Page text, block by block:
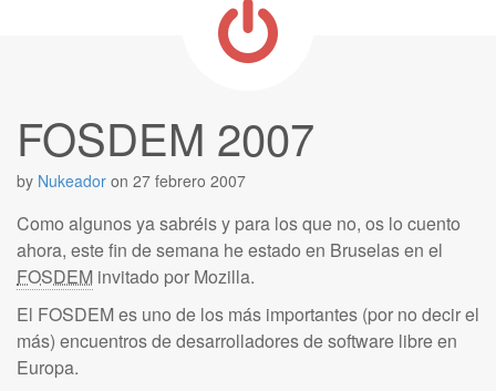
FOSDEM 2007
by Nukeador on 27 febrero 2007
Como algunos ya sabréis y para los que no, os lo cuento
ahora, este fin de semana he estado en Bruselas en el
FOSDEM invitado por Mozilla.
El FOSDEM es uno de los más importantes (por no decir el
más) encuentros de desarrolladores de software libre en
Europa.